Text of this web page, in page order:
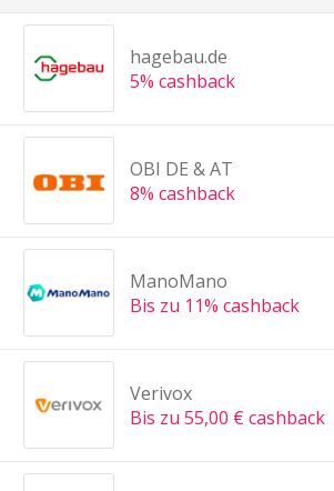
hagebau.de
5% cashback
OBI DE & AT
8% cashback
ManoMano
Bis zu 11% cashback
Verivox
Bis zu 55,00 € cashback